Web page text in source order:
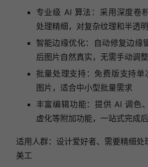
专业级 AI 算法：采用深度卷
处理精细，对复杂纹理和半透
智能边缘优化：自动修复边缘
后图片自然真实，无需手动调整
批量处理支持：免费版支持单
图片，适合中小型批量需求
丰富编辑功能：提供 AI 调色
虚化等附加功能，一站式完成
适用人群：设计爱好者、需要精细处
美工